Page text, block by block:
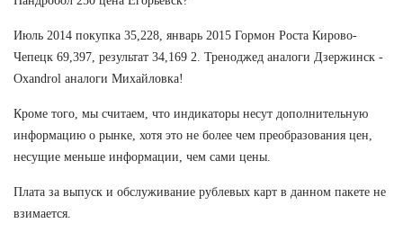
Июль 2014 покупка 35,228, январь 2015 Гормон Роста Кирово-
Чепецк 69,397, результат 34,169 2. Треноджед аналоги Дзержинск -
Oxandrol аналоги Михайловка!
Кроме того, мы считаем, что индикаторы несут дополнительную
информацию о рынке, хотя это не более чем преобразования цен,
несущие меньше информации, чем сами цены.
Плата за выпуск и обслуживание рублевых карт в данном пакете не
взимается.